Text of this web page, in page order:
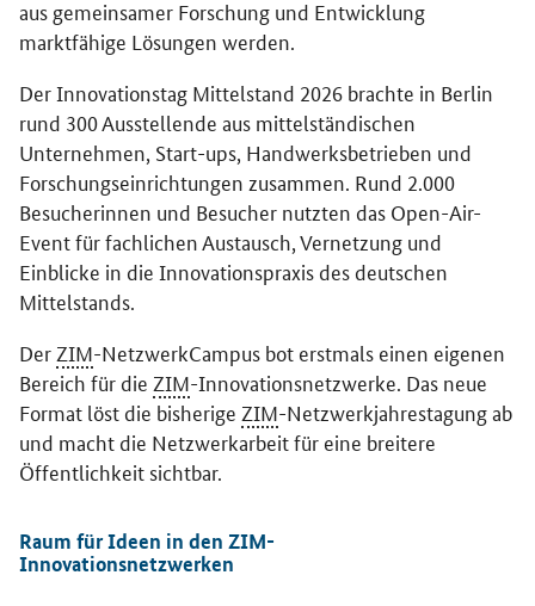
aus gemeinsamer Forschung und Entwicklung
marktfähige Lösungen werden.
Der Innovationstag Mittelstand 2026 brachte in Berlin
rund 300 Ausstellende aus mittelständischen
Unternehmen, Start-ups, Handwerksbetrieben und
Forschungseinrichtungen zusammen. Rund 2.000
Besucherinnen und Besucher nutzten das Open-Air-
Event für fachlichen Austausch, Vernetzung und
Einblicke in die Innovationspraxis des deutschen
Mittelstands.
Der ZIM-NetzwerkCampus bot erstmals einen eigenen
Bereich für die ZIM-Innovationsnetzwerke. Das neue
Format löst die bisherige ZIM-Netzwerkjahrestagung ab
und macht die Netzwerkarbeit für eine breitere
Öffentlichkeit sichtbar.
Raum für Ideen in den ZIM-
Innovationsnetzwerken